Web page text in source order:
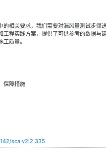
的相关要求，我们需要对漏风量测试步骤
工程实践方案，提供了可供参考的数据与
质量。
保障措施
sca.v2i2.335